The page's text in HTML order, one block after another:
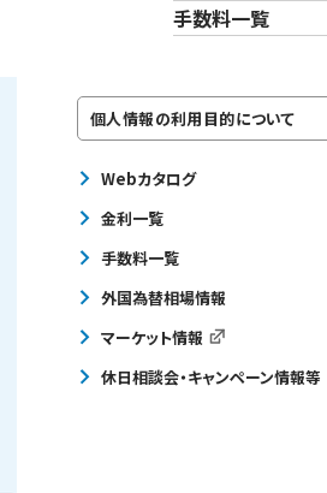
手数料一覧
個人情報の利用目的について
Webカタログ
金利一覧
手数料一覧
外国為替相場情報
マーケット情報
休日相談会・キャンペーン情報等